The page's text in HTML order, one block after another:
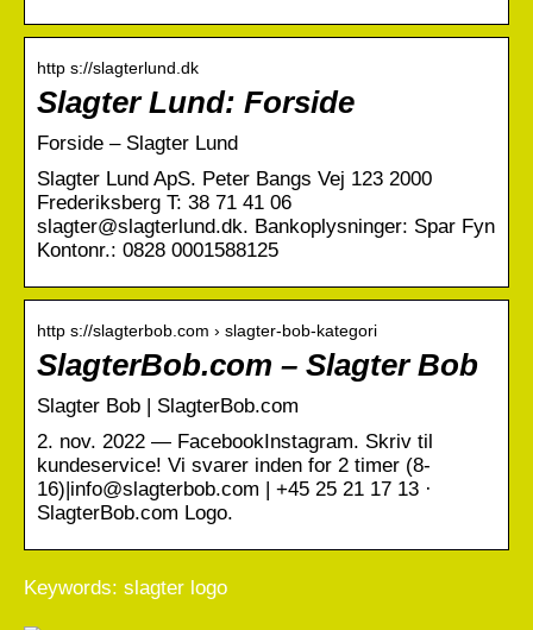
http s://slagterlund.dk
Slagter Lund: Forside
Forside – Slagter Lund
Slagter Lund ApS. Peter Bangs Vej 123 2000
Frederiksberg T: 38 71 41 06
slagter@slagterlund.dk. Bankoplysninger: Spar Fyn
Kontonr.: 0828 0001588125
http s://slagterbob.com › slagter-bob-kategori
SlagterBob.com – Slagter Bob
Slagter Bob | SlagterBob.com
2. nov. 2022 — FacebookInstagram. Skriv til
kundeservice! Vi svarer inden for 2 timer (8-
16)|info@slagterbob.com | +45 25 21 17 13 ·
SlagterBob.com Logo.
Keywords: slagter logo